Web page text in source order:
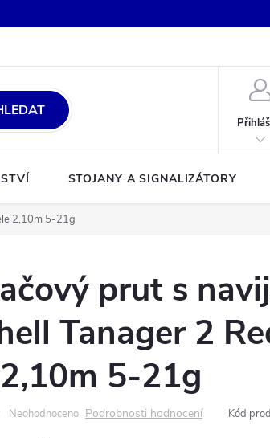
STOJANY A SIGNALIZÁTORY
2,10m 5-21g
prut s
Tanager 2
5-21g
Neohodnoceno Podrobnosti hodnocení Kód